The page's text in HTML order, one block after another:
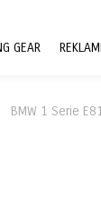
GEAR
BMW 1 Serie